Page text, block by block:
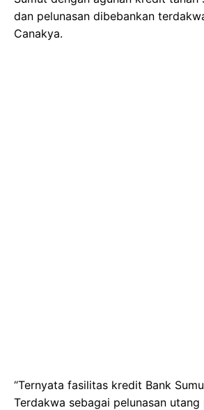
dan pelunasan dibebankan
Canakya.
“Ternyata fasilitas kredit Bank
Terdakwa sebagai pelunasan